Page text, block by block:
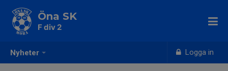
Nyheter Logga in
Öna SK
F div 2